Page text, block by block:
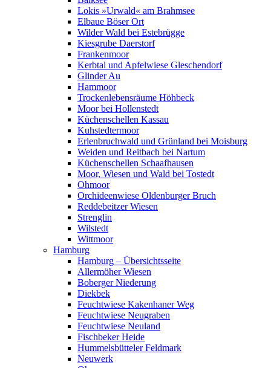
Lokis »Urwald« am Brahmsee
Elbaue Böser Ort
Wilder Wald bei Estebrügge
Kiesgrube Daerstorf
Frankenmoor
Kerbtal und Apfelwiese Gleschendorf
Glinder Au
Hammoor
Trockenlebensräume Höhbeck
Moor bei Hollenstedt
Küchenschellen Kassau
Kuhstedtermoor
Erlenbruchwald und Grünland bei Moisburg
Weiden und Reitbach bei Nartum
Küchenschellen Schaafhausen
Moor, Wiesen und Wald bei Tostedt
Ohmoor
Orchideenwiese Oldenburger Bruch
Reddebeitzer Wiesen
Strenglin
Wilstedt
Wittmoor
Hamburg
Hamburg – Übersichtsseite
Allermöher Wiesen
Boberger Niederung
Diekbek
Feuchtwiese Kakenhaner Weg
Feuchtwiese Neugraben
Feuchtwiese Neuland
Fischbeker Heide
Hummelsbütteler Feldmark
Neuwerk